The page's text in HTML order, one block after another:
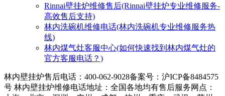
Rinnai壁挂炉维修售后(Rinnai壁挂炉专业维修服务-
高效售后支持)
林内洗碗机维修电话(林内洗碗机专业维修服务热
线)
林内煤气灶客服中心(如何快速找到林内煤气灶的
官方客服电话？)
林内壁挂炉售后电话：400-062-9028备案号：沪ICP备8484575
号 林内壁挂炉维修电话地址：全国各地均有售后服务网点：